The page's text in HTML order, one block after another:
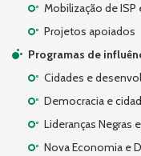
Mobilização de
Projetos apoiados
Programas de
Cidades e
Democracia e
Lideranças Negras
Nova Economia e